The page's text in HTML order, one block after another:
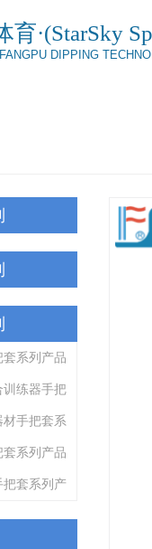
育·(StarSky
DIPPING
套系列产品
训练器手把
手把套系
套系列产品
把套系列产